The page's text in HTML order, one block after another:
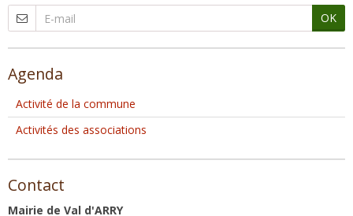
OK
Agenda
Activité de la commune
Activités des associations
Contact
Mairie de Val d'ARRY